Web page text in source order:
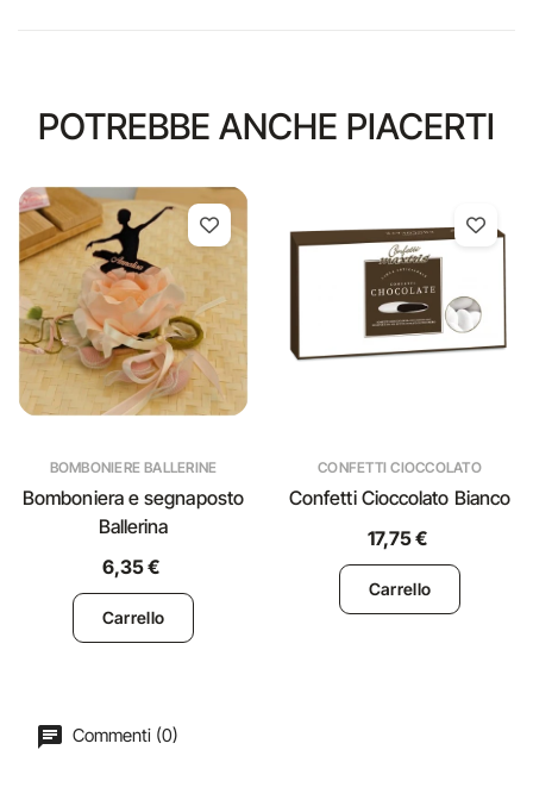
POTREBBE ANCHE PIACERTI
BOMBONIERE BALLERINE
Bomboniera e segnaposto
Ballerina
6,35 €
Carrello
CONFETTI CIOCCOLATO
Confetti Cioccolato Bianco
17,75 €
Carrello
Commenti (0)